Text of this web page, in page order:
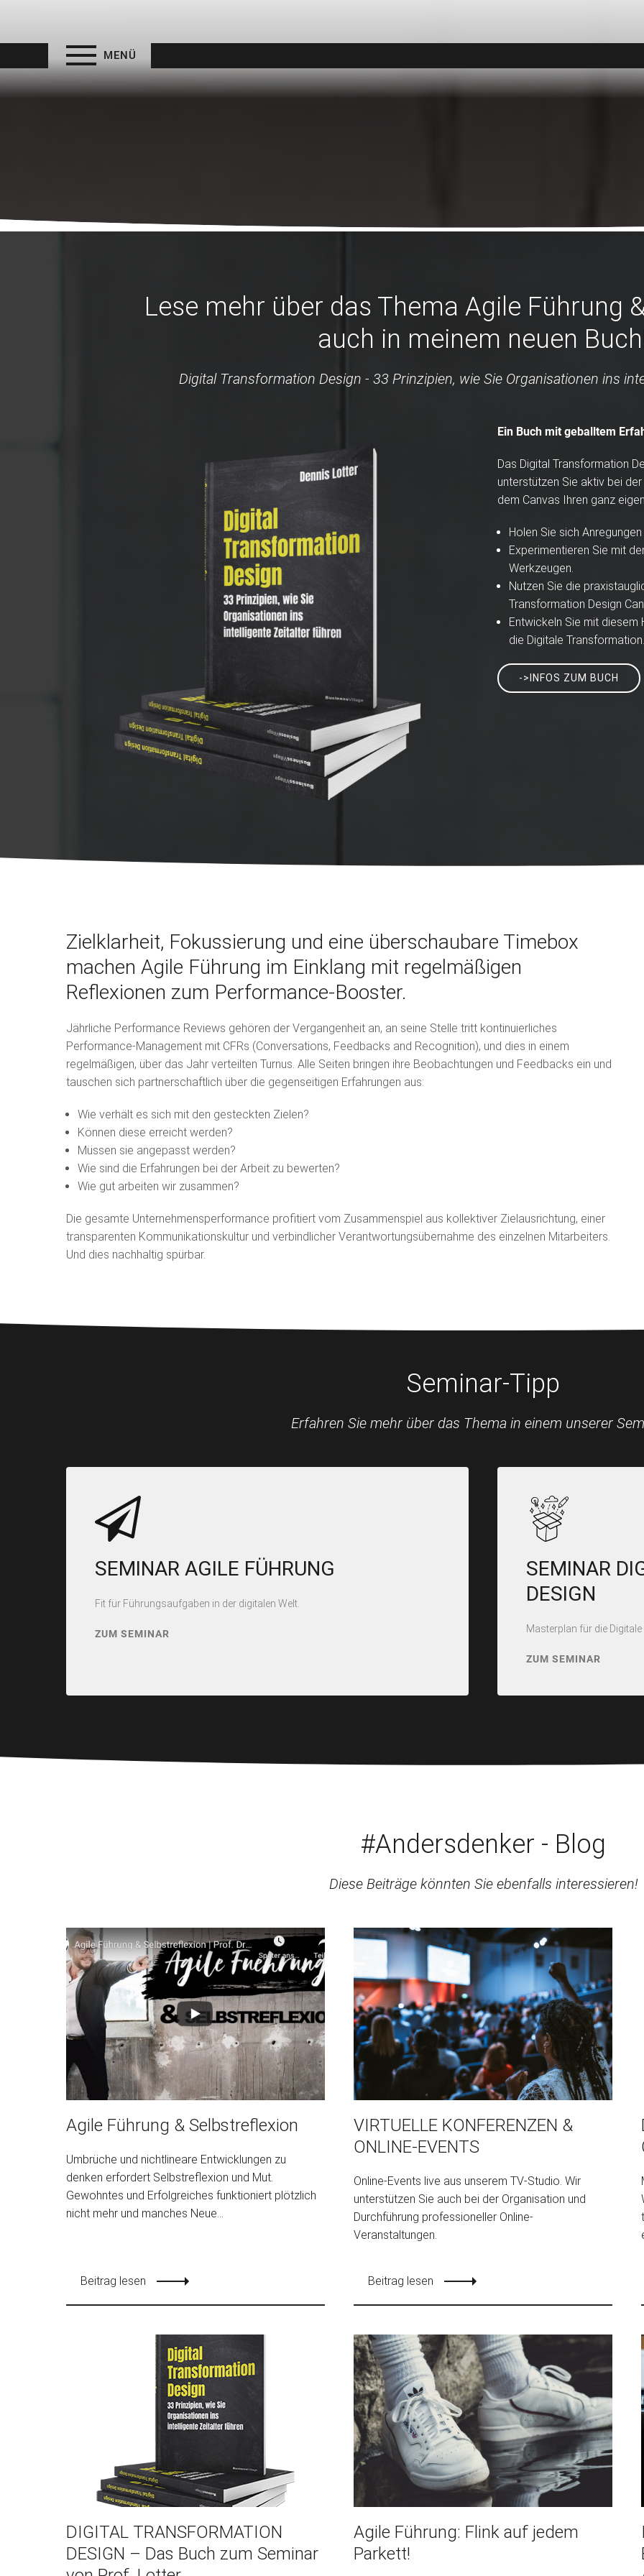
MENÜ
Lese mehr über das Thema Agile Führung
auch in meinem neuen
Digital Transformation Design - 33 Prinzipien, wie Sie Organisationen ins
Ein Buch mit geballtem
Das Digital Transformation
unterstützen Sie aktiv bei
dem Canvas Ihren ganz
Holen Sie sich
Experimentieren Sie mit
Werkzeugen.
Nutzen Sie die
Transformation Design
Entwickeln Sie mit diesem
die Digitale Transformation.
->INFOS ZUM BUCH
Zielklarheit, Fokussierung und eine überschaubare Timebox
machen Agile Führung im Einklang mit regelmäßigen
Reflexionen zum Performance-Booster.
Jährliche Performance Reviews gehören der Vergangenheit an, an seine Stelle tritt kontinuierliches
Performance-Management mit CFRs (Conversations, Feedbacks and Recognition), und dies in einem
regelmäßigen, über das Jahr verteilten Turnus. Alle Seiten bringen ihre Beobachtungen und Feedbacks ein und
tauschen sich partnerschaftlich über die gegenseitigen Erfahrungen aus:
Wie verhält es sich mit den gesteckten Zielen?
Können diese erreicht werden?
Müssen sie angepasst werden?
Wie sind die Erfahrungen bei der Arbeit zu bewerten?
Wie gut arbeiten wir zusammen?
Die gesamte Unternehmensperformance profitiert vom Zusammenspiel aus kollektiver Zielausrichtung, einer
transparenten Kommunikationskultur und verbindlicher Verantwortungsübernahme des einzelnen Mitarbeiters.
Und dies nachhaltig spürbar.
Seminar-Tipp
Erfahren Sie mehr über das Thema in einem unserer
SEMINAR AGILE FÜHRUNG
Fit für Führungsaufgaben in der digitalen Welt.
ZUM SEMINAR
SEMINAR
DESIGN
Masterplan für die
ZUM SEMINAR
#Andersdenker - Blog
Diese Beiträge könnten Sie ebenfalls interessieren!
Agile Führung & Selbstreflexion
Umbrüche und nichtlineare Entwicklungen zu
denken erfordert Selbstreflexion und Mut.
Gewohntes und Erfolgreiches funktioniert plötzlich
nicht mehr und manches Neue...
Beitrag lesen
VIRTUELLE KONFERENZEN &
ONLINE-EVENTS
Online-Events live aus unserem TV-Studio. Wir
unterstützen Sie auch bei der Organisation und
Durchführung professioneller Online-
Veranstaltungen.
Beitrag lesen
DIGITAL TRANSFORMATION
DESIGN – Das Buch zum Seminar
Agile Führung: Flink auf jedem
Parkett!